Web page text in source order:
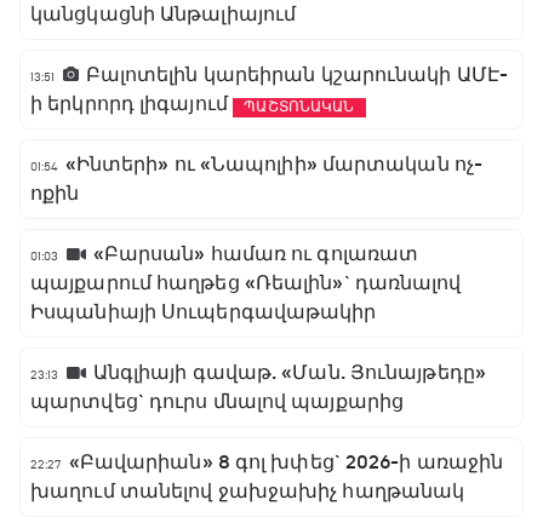
կանցկացնի Անթալիայում
13:51
Բալոտելին կարեիրան կշարունակի ԱՄԷ-
ի երկրորդ լիգայում
ՊԱՇՏՈՆԱԿԱՆ
01:54 «Ինտերի» ու «Նապոլիի» մարտական ոչ-
ոքին
01:03
«Բարսան» համառ ու գոլառատ
պայքարում հաղթեց «Ռեալին»` դառնալով
Իսպանիայի Սուպերգավաթակիր
23:13
Անգլիայի գավաթ. «Ման. Յունայթեդը»
պարտվեց` դուրս մնալով պայքարից
22:27 «Բավարիան» 8 գոլ խփեց` 2026-ի առաջին
խաղում տանելով ջախջախիչ հաղթանակ